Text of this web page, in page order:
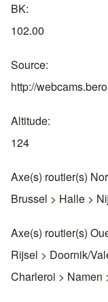
BK
102.00
Source
http://
Altitude
124
Axe(s) routier(s)
Brussel > Halle >
Axe(s) routier(s)
Rijsel > Doornik/
Charleroi > Namen